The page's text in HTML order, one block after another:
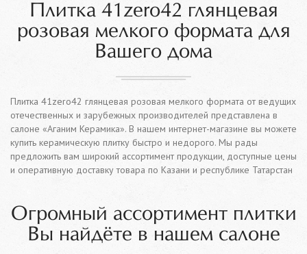
Плитка 41zero42 глянцевая
розовая мелкого формата для
Вашего дома
Плитка 41zero42 глянцевая розовая мелкого формата от ведущих
отечественных и зарубежных производителей представлена в
салоне «Аганим Керамика». В нашем интернет-магазине вы можете
купить керамическую плитку быстро и недорого. Мы рады
предложить вам широкий ассортимент продукции, доступные цены
и оперативную доставку товара по Казани и республике Татарстан
Огромный ассортимент плитки
Вы найдёте в нашем салоне